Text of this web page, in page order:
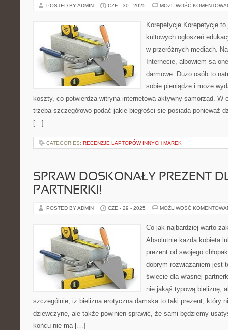
POSTED BY ADMIN CZE - 30 - 2025 MOŻLIWOŚĆ
Korepetycje Korepetycje
kultowych ogłoszeń
w przeróżnych mediach.
Internecie, albowiem są
darmowe. Dużo osób to
sobie pieniądze i może
koszty, co potwierdza witryna internetowa aktywny samorząd. W
trzeba szczegółowo podać jakie biegłości się posiada ponieważ
[…]
CATEGORIES: RECENZJE LAPTOPÓW INNYCH MAREK
SPRAW DOSKONAŁY PREZENT
PARTNERKI!
POSTED BY ADMIN CZE - 29 - 2025 MOŻLIWOŚĆ
Co jak najbardziej warto
Absolutnie każda kobieta
prezent od swojego
dobrym rozwiązaniem jest
świecie dla własnej
nie jakąś typową bieliznę,
szczególnie, iż bielizna erotyczna damska to taki prezent, który
dziewczynę, ale także powinien sprawić, że sami będziemy
końcu nie ma […]